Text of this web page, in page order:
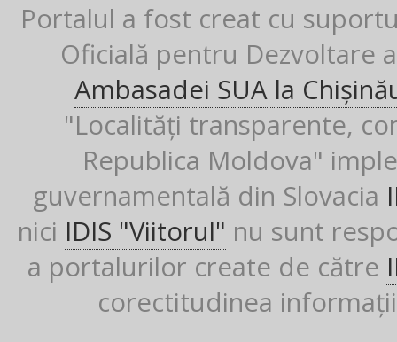
Portalul a fost creat cu
Oficială pentru Dezvoltare
Ambasadei SUA la
"Localități transparente,
Republica Moldova"
guvernamentală din Slovacia
nici IDIS "Viitorul" nu sunt
a portalurilor create de către
corectitudinea